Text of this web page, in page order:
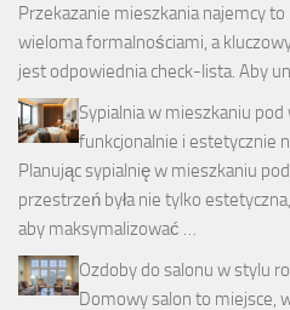
Przekazanie mieszkania najemcy
wieloma formalnościami, a
jest odpowiednia check-lista. Aby
Sypialnia w mieszkaniu
funkcjonalnie i estetycznie
Planując sypialnię w mieszkaniu
przestrzeń była nie tylko
aby maksymalizować …
Ozdoby do salonu w stylu
Domowy salon to miejsce,